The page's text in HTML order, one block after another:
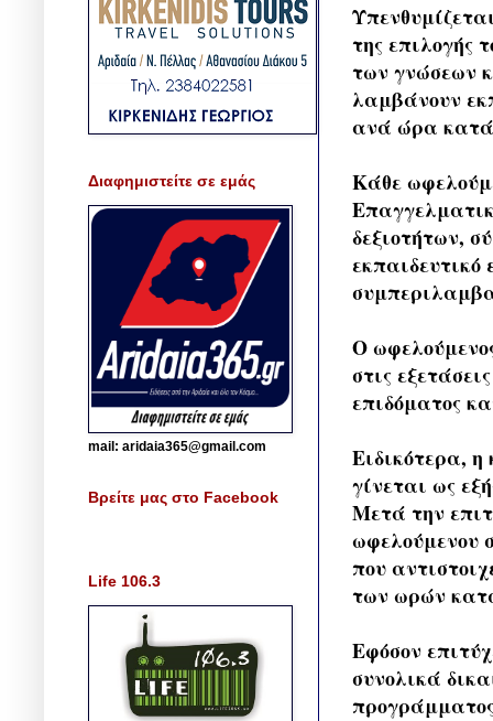
της επιλογής
των γνώσεων
λαμβάνουν
ανά ώρα
Κάθε
δεξιοτήτων,
Ο
στις
επιδόματος
Ειδικότερα, η
γίνεται ως
Μετά την
ωφελούμενου
που
των ωρών
Εφόσον
συνολικά
Διαφημιστείτε σε εμάς
mail: aridaia365@gmail.com
Βρείτε μας στο Facebook
Life 106.3